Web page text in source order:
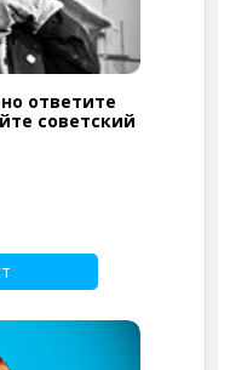
ответите
советский